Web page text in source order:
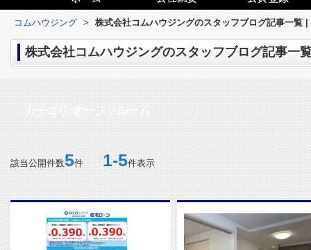
コムハウジング > 株式会社コムハウジングのスタッフブログ記事一覧
株式会社コムハウジングのスタッフブログ記事一
カテゴリ:オープンルーム
該当公開件数5件1-5件表示